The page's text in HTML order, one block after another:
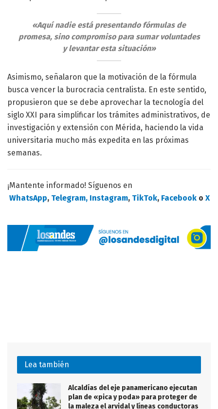
«Aquí nadie está presentando fórmulas de
promesa, sino compromiso para sumar voluntades
y levantar esta situación»
Asimismo, señalaron que la motivación de la fórmula
busca vencer la burocracia centralista. En este sentido,
propusieron que se debe aprovechar la tecnología del
siglo XXI para simplificar los trámites administrativos, de
investigación y extensión con Mérida, haciendo la vida
universitaria mucho más expedita en las próximas
semanas.
¡Mantente informado! Síguenos en
WhatsApp, Telegram, Instagram, TikTok, Facebook o X
Lea también
Alcaldías del eje panamericano ejecutan
plan de «pica y poda» para proteger de
la maleza el arvidal y líneas conductoras